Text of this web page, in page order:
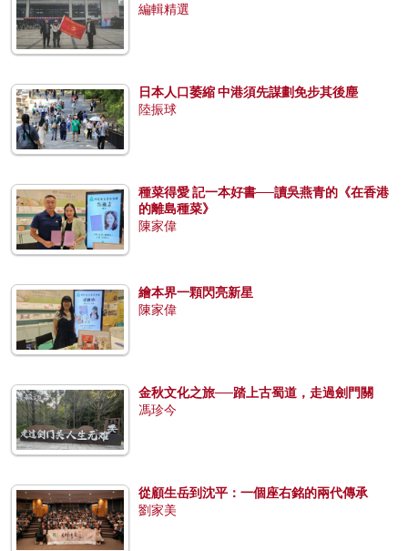
編輯精選
日本人口萎縮 中港須先謀劃免步其後塵
陸振球
種菜得愛 記一本好書──讀吳燕青的《在香港
的離島種菜》
陳家偉
繪本界一顆閃亮新星
陳家偉
金秋文化之旅──踏上古蜀道，走過劍門關
馮珍今
從顧生岳到沈平：一個座右銘的兩代傳承
劉家美